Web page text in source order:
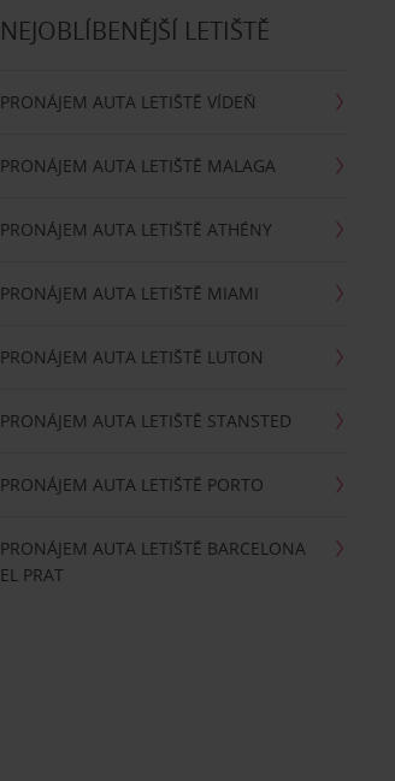
NEJOBLÍBENĚJŠÍ LETIŠTĚ
PRONÁJEM AUTA LETIŠTĚ VÍDEŇ
PRONÁJEM AUTA LETIŠTĚ MALAGA
PRONÁJEM AUTA LETIŠTĚ ATHÉNY
PRONÁJEM AUTA LETIŠTĚ MIAMI
PRONÁJEM AUTA LETIŠTĚ LUTON
PRONÁJEM AUTA LETIŠTĚ STANSTED
PRONÁJEM AUTA LETIŠTĚ PORTO
PRONÁJEM AUTA LETIŠTĚ BARCELONA
EL PRAT